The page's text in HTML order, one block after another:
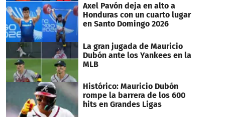
Axel Pavón deja en alto a
Honduras con un cuarto lugar
en Santo Domingo 2026
La gran jugada de Mauricio
Dubón ante los Yankees en la
MLB
Histórico: Mauricio Dubón
rompe la barrera de los 600
hits en Grandes Ligas